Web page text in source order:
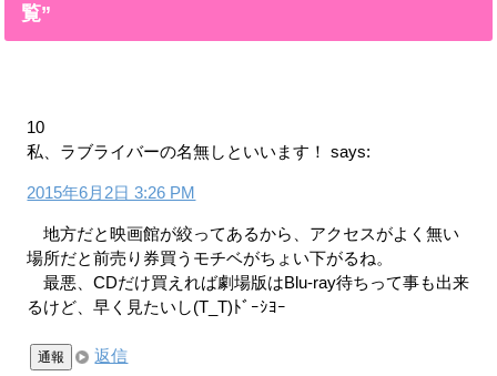
覧”
10
私、ラブライバーの名無しといいます！
says:
2015年6月2日 3:26 PM
地方だと映画館が絞ってあるから、アクセスがよく無い
場所だと前売り券買うモチベがちょい下がるね。
最悪、CDだけ買えれば劇場版はBlu-ray待ちって事も出来
るけど、早く見たいし(T_T)ﾄﾞｰｼﾖｰ
通報 返信